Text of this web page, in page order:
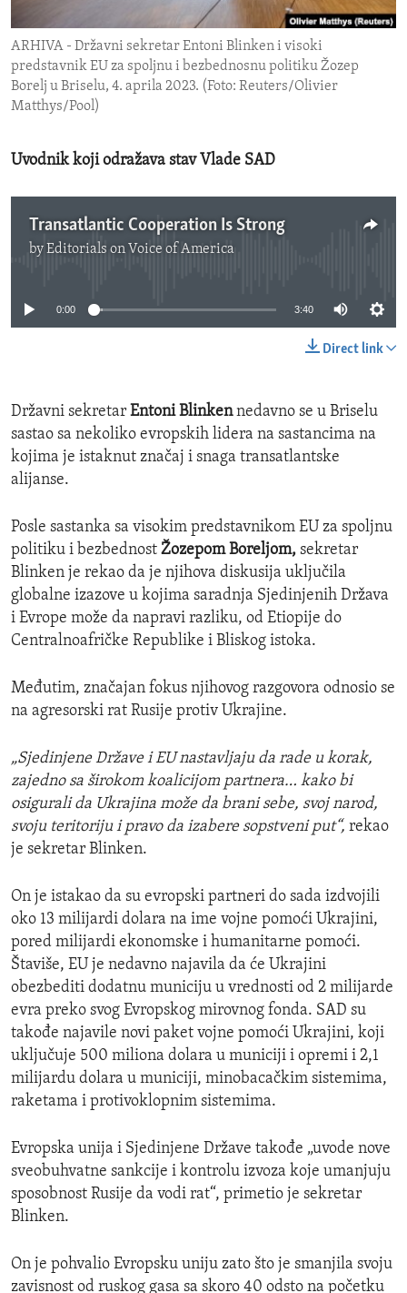
ENVIRONMENT AND HEALTH
IDEALS AND INSTITUTIONS
ARHIVA - Državni sekretar Entoni Blinken i visoki
predstavnik EU za spoljnu i bezbednosnu politiku Žozep
Borelj u Briselu, 4. aprila 2023. (Foto: Reuters/Olivier
Matthys/Pool)
Uvodnik koji odražava stav Vlade SAD
Transatlantic Cooperation Is Strong
byEditorials on Voice of America
0:00 3:40
Direct link
Državni sekretar Entoni Blinkennedavno se u Briselu
sastao sa nekoliko evropskih lidera na sastancima na
kojima je istaknut značaj i snaga transatlantske
alijanse.
Posle sastanka sa visokim predstavnikom EU za spoljnu
politiku i bezbednost Žozepom Boreljom, sekretar
Blinken je rekao da je njihova diskusija uključila
globalne izazove u kojima saradnja Sjedinjenih Država
i Evrope može da napravi razliku, od Etiopije do
Centralnoafričke Republike i Bliskog istoka.
Međutim, značajan fokus njihovog razgovora odnosio se
na agresorski rat Rusije protiv Ukrajine.
„Sjedinjene Države i EU nastavljaju da rade u korak,
zajedno sa širokom koalicijom partnera… kako bi
osigurali da Ukrajina može da brani sebe, svoj narod,
svoju teritoriju i pravo da izabere sopstveni put“, rekao
je sekretar Blinken.
On je istakao da su evropski partneri do sada izdvojili
oko 13 milijardi dolara na ime vojne pomoći Ukrajini,
pored milijardi ekonomske i humanitarne pomoći.
Štaviše, EU je nedavno najavila da će Ukrajini
obezbediti dodatnu municiju u vrednosti od 2 milijarde
evra preko svog Evropskog mirovnog fonda. SAD su
takođe najavile novi paket vojne pomoći Ukrajini, koji
uključuje 500 miliona dolara u municiji i opremi i 2,1
milijardu dolara u municiji, minobacačkim sistemima,
raketama i protivoklopnim sistemima.
Evropska unija i Sjedinjene Države takođe „uvode nove
sveobuhvatne sankcije i kontrolu izvoza koje umanjuju
sposobnost Rusije da vodi rat“, primetio je sekretar
Blinken.
On je pohvalio Evropsku uniju zato što je smanjila svoju
zavisnost od ruskog gasa sa skoro 40 odsto na početku